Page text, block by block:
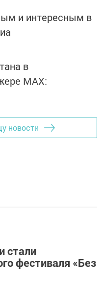
и интересным в
в
MАХ:
новости
стали
фестиваля «Без